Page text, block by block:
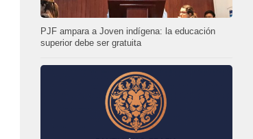
PJF ampara a Joven indígena: la educación
superior debe ser gratuita